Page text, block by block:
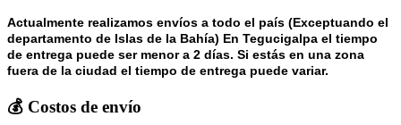
Actualmente realizamos envíos a todo el país (Exceptuando el
departamento de Islas de la Bahía) En Tegucigalpa el tiempo
de entrega puede ser menor a 2 días. Si estás en una zona
fuera de la ciudad el tiempo de entrega puede variar.
💰 Costos de envío